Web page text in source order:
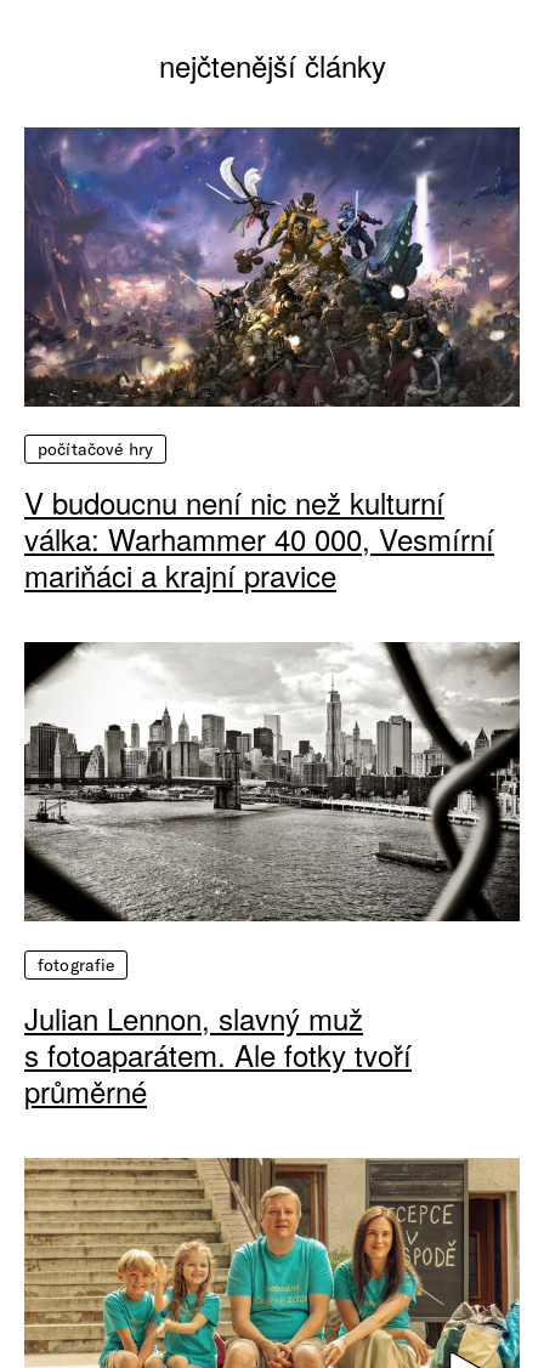
nejčtenější články
počítačové hry
V budoucnu není nic než kulturní
válka: Warhammer 40 000, Vesmírní
mariňáci a krajní pravice
fotografie
Julian Lennon, slavný muž
s fotoaparátem. Ale fotky tvoří
průměrné